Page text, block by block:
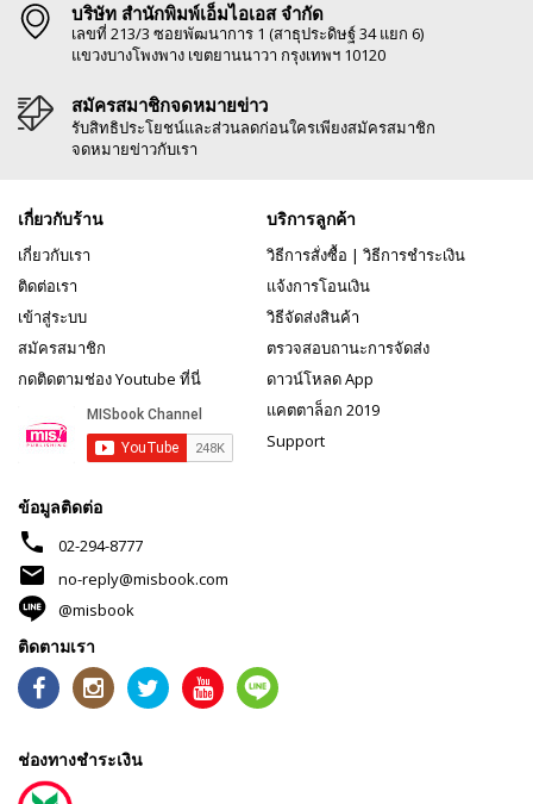
บริษัท สำนักพิมพ์เอ็มไอเอส จำกัด
เลขที่ 213/3 ซอยพัฒนาการ 1 (สาธุประดิษฐ์ 34 แยก 6)
แขวงบางโพงพาง เขตยานนาวา กรุงเทพฯ 10120
สมัครสมาชิกจดหมายข่าว
รับสิทธิประโยชน์และส่วนลดก่อนใครเพียงสมัครสมาชิก
จดหมายข่าวกับเรา
เกี่ยวกับร้าน
เกี่ยวกับเรา
ติดต่อเรา
เข้าสู่ระบบ
สมัครสมาชิก
กดติดตามช่อง Youtube ที่นี่
บริการลูกค้า
วิธีการสั่งซื้อ | วิธีการชำระเงิน
แจ้งการโอนเงิน
วิธีจัดส่งสินค้า
ตรวจสอบถานะการจัดส่ง
ดาวน์โหลด App
แคตตาล็อก 2019
Support
ข้อมูลติดต่อ
phone 02-294-8777
mail
no-reply@misbook.com
@misbook
ติดตามเรา
ช่องทางชำระเงิน